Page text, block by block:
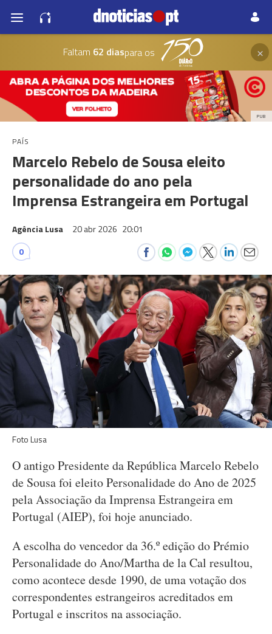
Faltam 62 diaspara os ×
PUB
PAÍS
Marcelo Rebelo de Sousa eleito
personalidade do ano pela
Imprensa Estrangeira em Portugal
Agência Lusa 20 abr 2026 20:01
0
Foto Lusa
O antigo Presidente da República Marcelo Rebelo
de Sousa foi eleito Personalidade do Ano de 2025
pela Associação da Imprensa Estrangeira em
Portugal (AIEP), foi hoje anunciado.
A escolha do vencedor da 36.º edição do Prémio
Personalidade do Ano/Martha de la Cal resultou,
como acontece desde 1990, de uma votação dos
correspondentes estrangeiros acreditados em
Portugal e inscritos na associação.